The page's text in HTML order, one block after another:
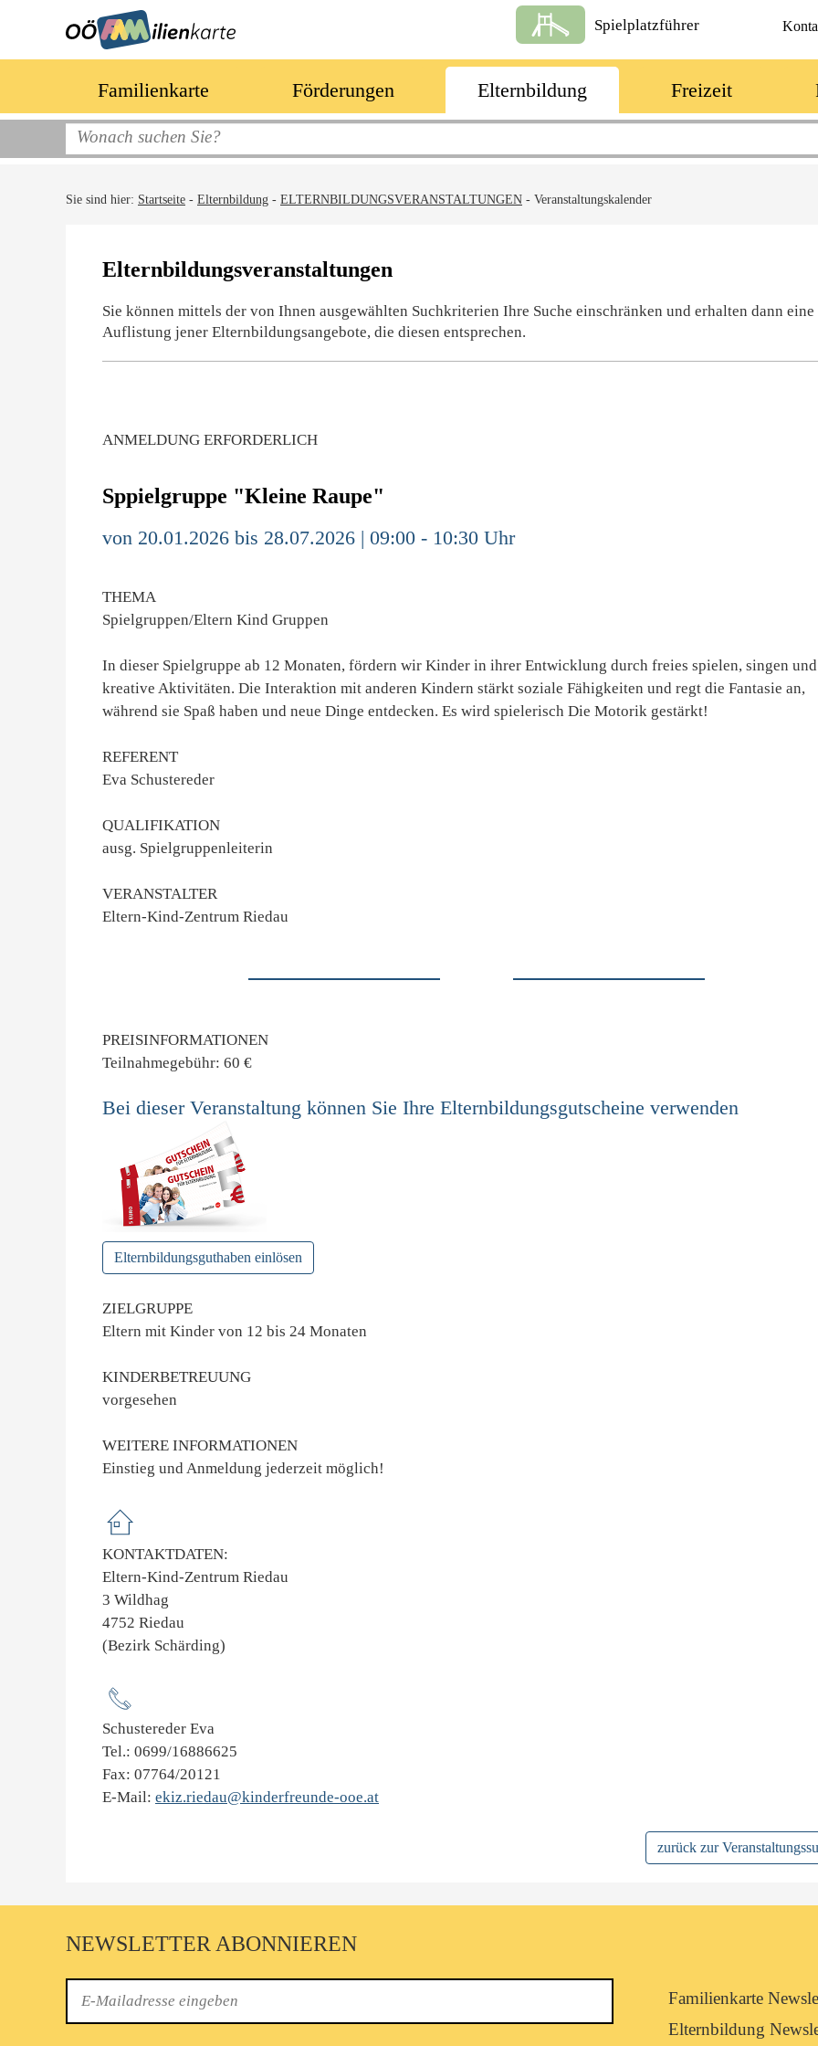
Spielplatzführer
Familienkarte Förderungen Elternbildung Freizeit
Sie sind hier: Startseite - Elternbildung - ELTERNBILDUNGSVERANSTALTUNGEN - Veranstaltungskalender
Elternbildungsveranstaltungen
Sie können mittels der von Ihnen ausgewählten Suchkriterien Ihre Suche einschränken und erhalten dann eine
Auflistung jener Elternbildungsangebote, die diesen entsprechen.
ANMELDUNG ERFORDERLICH
Sppielgruppe "Kleine Raupe"
von 20.01.2026 bis 28.07.2026 | 09:00 - 10:30 Uhr
THEMA
Spielgruppen/Eltern Kind Gruppen
In dieser Spielgruppe ab 12 Monaten, fördern wir Kinder in ihrer Entwicklung durch freies spielen, singen und
kreative Aktivitäten. Die Interaktion mit anderen Kindern stärkt soziale Fähigkeiten und regt die Fantasie an,
während sie Spaß haben und neue Dinge entdecken. Es wird spielerisch Die Motorik gestärkt!
REFERENT
Eva Schustereder
QUALIFIKATION
ausg. Spielgruppenleiterin
VERANSTALTER
Eltern-Kind-Zentrum Riedau
PREISINFORMATIONEN
Teilnahmegebühr: 60 €
Bei dieser Veranstaltung können Sie Ihre Elternbildungsgutscheine verwenden
Elternbildungsguthaben einlösen
ZIELGRUPPE
Eltern mit Kinder von 12 bis 24 Monaten
KINDERBETREUUNG
vorgesehen
WEITERE INFORMATIONEN
Einstieg und Anmeldung jederzeit möglich!
KONTAKTDATEN:
Eltern-Kind-Zentrum Riedau
3 Wildhag
4752 Riedau
(Bezirk Schärding)
Schustereder Eva
Tel.: 0699/16886625
Fax: 07764/20121
E-Mail: ekiz.riedau@kinderfreunde-ooe.at
zurück zur
NEWSLETTER ABONNIEREN
Newsletterkategorie
abonnieren
Familienkarte
Elternbildung